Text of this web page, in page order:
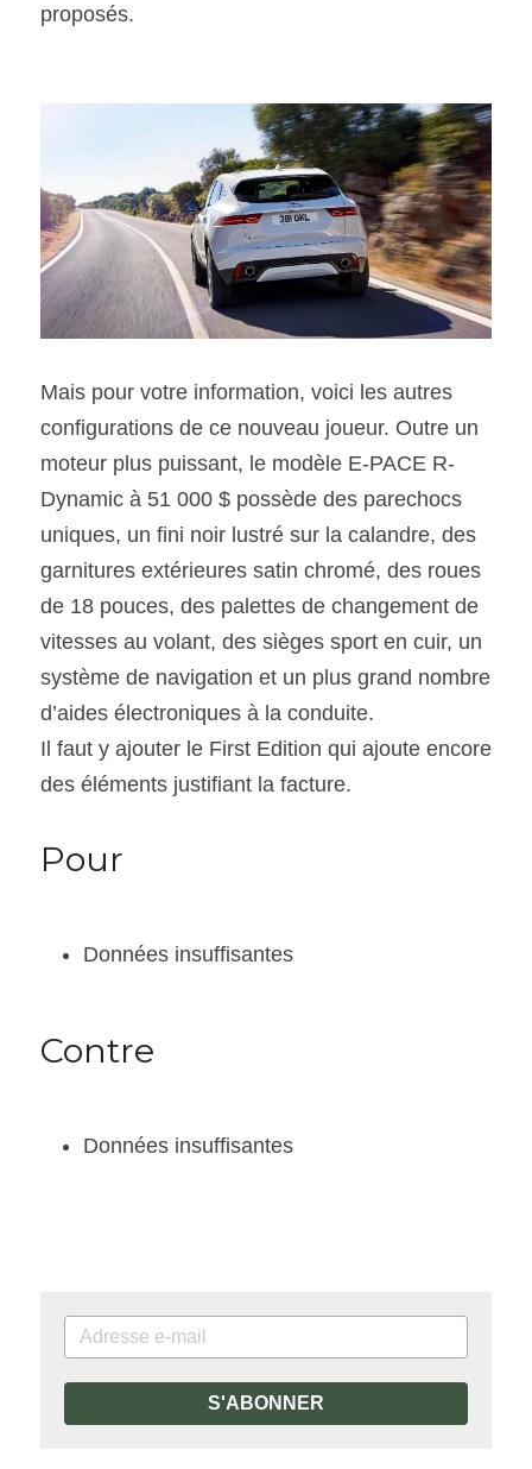
proposés.
Mais pour votre information, voici les autres
configurations de ce nouveau joueur. Outre un
moteur plus puissant, le modèle E-PACE R-
Dynamic à 51 000 $ possède des parechocs
uniques, un fini noir lustré sur la calandre, des
garnitures extérieures satin chromé, des roues
de 18 pouces, des palettes de changement de
vitesses au volant, des sièges sport en cuir, un
système de navigation et un plus grand nombre
d’aides électroniques à la conduite.
Il faut y ajouter le First Edition qui ajoute encore
des éléments justifiant la facture.
Pour
Données insuffisantes
Contre
Données insuffisantes
S'ABONNER